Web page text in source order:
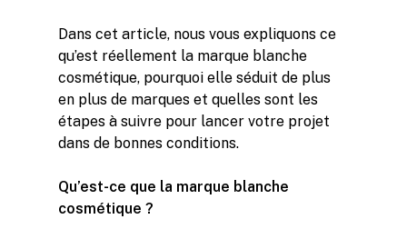
Dans cet article, nous vous expliquons ce
qu’est réellement la marque blanche
cosmétique, pourquoi elle séduit de plus
en plus de marques et quelles sont les
étapes à suivre pour lancer votre projet
dans de bonnes conditions.
Qu’est-ce que la marque blanche
cosmétique ?